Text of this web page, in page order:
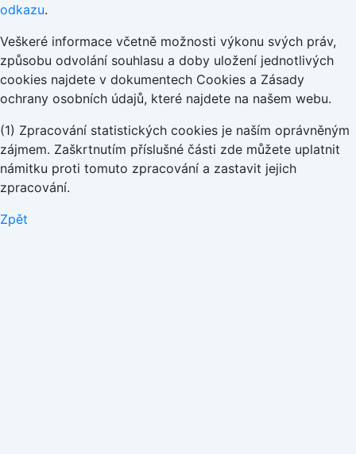
odkazu.
Veškeré informace včetně možnosti výkonu svých práv,
způsobu odvolání souhlasu a doby uložení jednotlivých
cookies najdete v dokumentech Cookies a Zásady
ochrany osobních údajů, které najdete na našem webu.
(1) Zpracování statistických cookies je naším oprávněným
zájmem. Zaškrtnutím příslušné části zde můžete uplatnit
námitku proti tomuto zpracování a zastavit jejich
zpracování.
Zpět